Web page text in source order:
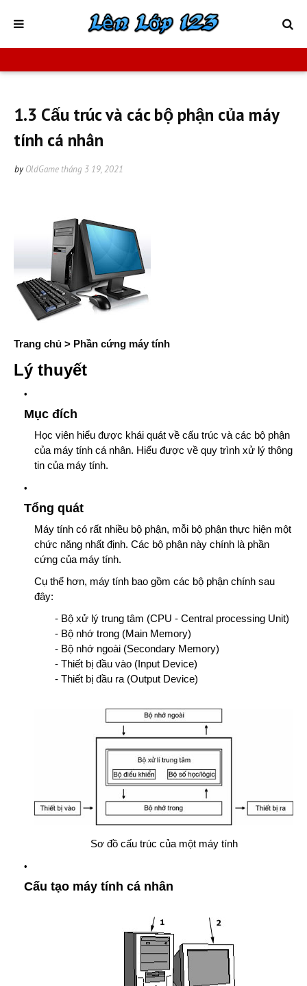
1.3 Cấu trúc và các bộ phận của máy
tính cá nhân
by OldGame tháng 3 19, 2021
Trang chủ > Phần cứng máy tính
Lý thuyết
Mục đích
Học viên hiểu được khái quát về cấu trúc và các bộ phận
của máy tính cá nhân. Hiểu được về quy trình xử lý thông
tin của máy tính.
Tổng quát
Máy tính có rất nhiều bộ phận, mỗi bộ phận thực hiện một
chức năng nhất định. Các bộ phận này chính là phần
cứng của máy tính.
Cụ thể hơn, máy tính bao gồm các bộ phận chính sau
đây:
- Bộ xử lý trung tâm (CPU - Central processing Unit)
- Bộ nhớ trong (Main Memory)
- Bộ nhớ ngoài (Secondary Memory)
- Thiết bị đầu vào (Input Device)
- Thiết bị đầu ra (Output Device)
Sơ đồ cấu trúc của một máy tính
Cấu tạo máy tính cá nhân